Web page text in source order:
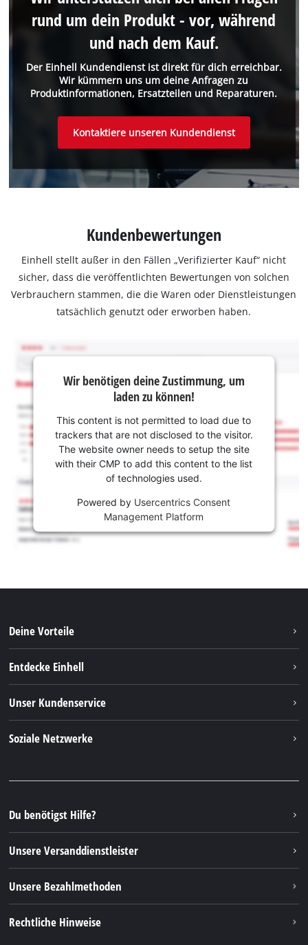
Der Einhell Kundendienst ist direkt für dich erreichbar.
Wir kümmern uns um deine Anfragen zu
Produktinformationen, Ersatzteilen und Reparaturen.
rund um dein Produkt - vor, während
und nach dem Kauf.
Kontaktiere unseren Kundendienst
Kundenbewertungen
Einhell stellt außer in den Fällen „Verifizierter Kauf“ nicht
sicher, dass die veröffentlichten Bewertungen von solchen
Verbrauchern stammen, die die Waren oder Dienstleistungen
tatsächlich genutzt oder erworben haben.
Wir benötigen deine Zustimmung, um
laden zu können!
This content is not permitted to load due to
trackers that are not disclosed to the visitor.
The website owner needs to setup the site
with their CMP to add this content to the list
of technologies used.
Powered by Usercentrics Consent
Management Platform
Deine Vorteile
Entdecke Einhell
Einhell Germany AG
Unser Kundenservice
Soziale Netzwerke
Instagram
TikTok
Pinterest
Du benötigst Hilfe?
Unsere Versanddienstleister
Unsere Bezahlmethoden
Rechtliche Hinweise